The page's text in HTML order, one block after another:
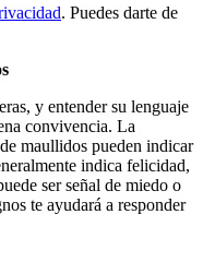
. Puedes darte de
y entender su lenguaje
convivencia. La
maullidos pueden indicar
indica felicidad,
ser señal de miedo o
te ayudará a responder